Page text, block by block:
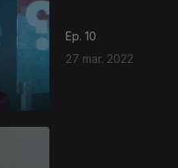
Ep. 10
27 mar. 2022